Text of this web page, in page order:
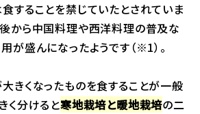
することを禁じていたとされていま
から中国料理や西洋料理の普及な
が盛んになったようです（※1）。
きくなったものを食することが一般
く分けると寒地栽培と暖地栽培の二